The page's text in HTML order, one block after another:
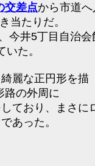
交差点から市道へ
当たりだ。
今井5丁目自治会
た。
麗な正円形を描
路の外周に
ており、まさに
あった。